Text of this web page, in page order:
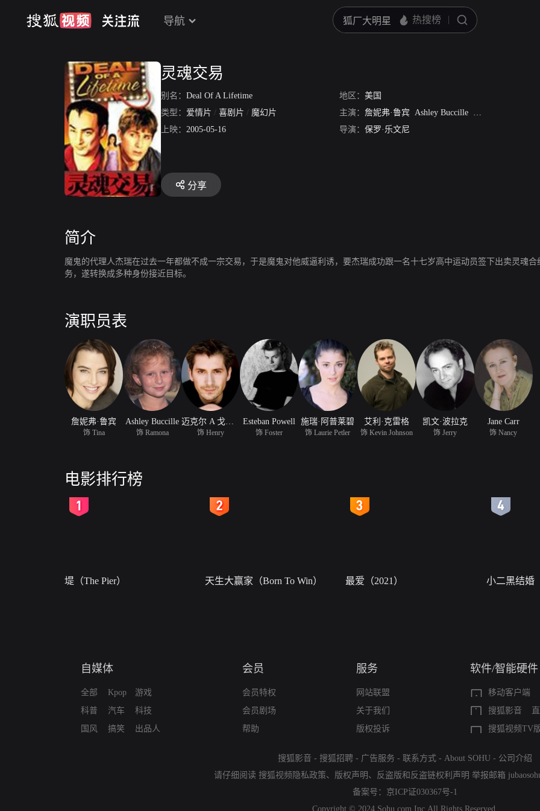
导航
灵魂交易
别名： Deal Of A Lifetime 地区： 美国
类型： 爱情片 / 喜剧片 / 魔幻片 主演： 詹妮弗·鲁宾 Ashley Buccille 迈克尔 A 戈尔杰
上映： 2005-05-16 导演： 保罗·乐文尼
分享
简介
魔鬼的代理人杰瑞在过去一年都做不成一宗交易，于是魔鬼对他威逼利诱，要杰瑞成功跟一名十七岁高中运动员签下出卖灵魂
务，遂转换成多种身份接近目标。
演职员表
詹妮弗·鲁宾
饰 Tina
Ashley Buccille
饰 Ramona 饰 Henry
Esteban Powell
饰 Foster
施瑞·阿普莱碧
饰 Laurie Petler
艾利·克雷格
饰 Kevin Johnson
凯文·波拉克
饰 Jerry
Jane Carr
饰 Nancy
电影排行榜
堤（The Pier） 天生大赢家（Born To Win） 最爱（2021） 小二黑结婚
自媒体
全部
科普
国风
Kpop
汽车
搞笑
游戏
科技
出品人
会员
会员特权
会员剧场
帮助
服务
网站联盟
关于我们
版权投诉
软件/智能硬件
移动客户端
搜狐影音
搜狐视频TV
搜狐影音 - 搜狐招聘 - 广告服务 - 联系方式 - About SOHU - 公司介绍
请仔细阅读 搜狐视频隐私政策、 版权声明 、 反盗版和反盗链权利声明 举报邮箱
备案号： 京ICP证030367号-1
Copyright © 2024 Sohu.com Inc.All Rights Reserved.